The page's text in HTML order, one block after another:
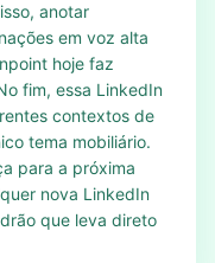
anotar
em voz alta
hoje faz
fim, essa LinkedIn
contextos de
tema mobiliário.
para a próxima
nova LinkedIn
que leva direto